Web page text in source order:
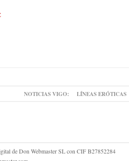
NOTICIAS VIGO: LÍNEAS ERÓTICAS
de Don Webmaster SL con CIF B27852284